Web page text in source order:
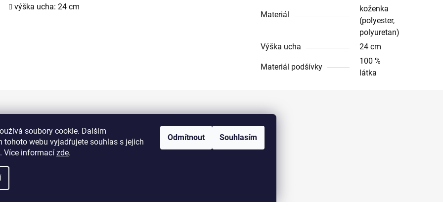
soubory cookie. Dalším
tohoto webu vyjadřujete souhlas s jejich
Více informací zde.
Odmítnout Souhlasím
výška ucha: 24 cm
Materiál
koženka
(polyester,
polyuretan)
Výška ucha
24 cm
Materiál podšívky
100 %
látka
Informace pro vás
Kontakty
Facebook